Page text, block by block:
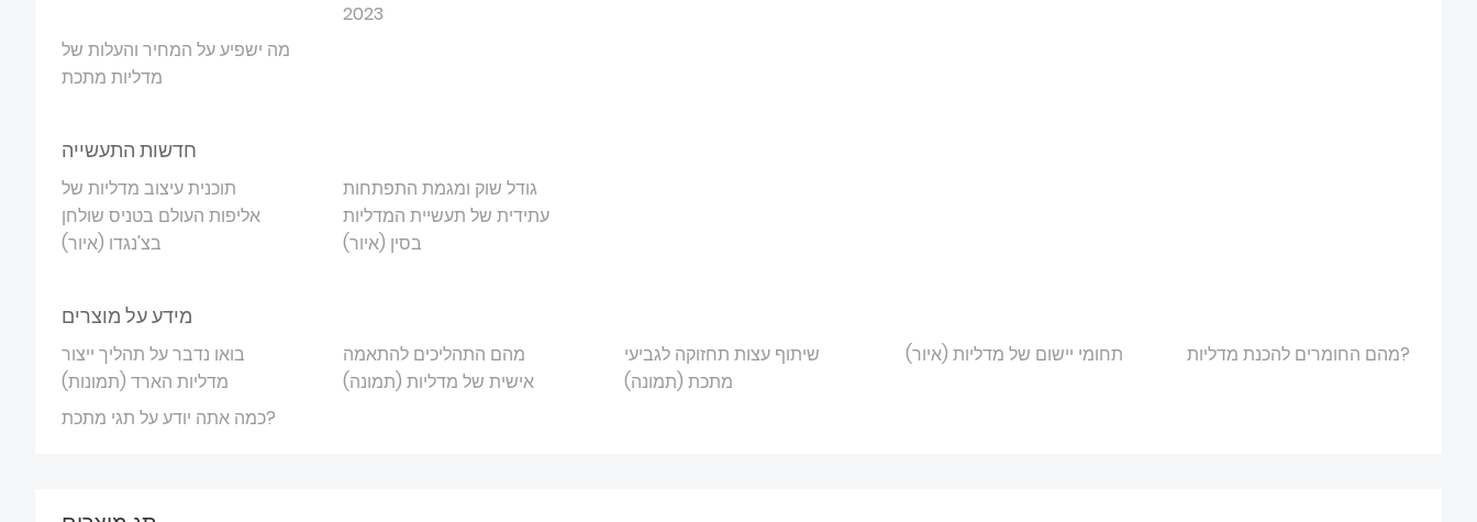
2023
מה ישפיע על המחיר והעלות של
מדליות מתכת
חדשות התעשייה
תוכנית עיצוב מדליות של
אליפות העולם בטניס שולחן
בצ'נגדו (איור)
גודל שוק ומגמת התפתחות
עתידית של תעשיית המדליות
בסין (איור)
מידע על מוצרים
בואו נדבר על תהליך ייצור
מדליות הארד (תמונות)
מהם התהליכים להתאמה
אישית של מדליות (תמונה)
שיתוף עצות תחזוקה לגביעי
מתכת (תמונה)
תחומי יישום של מדליות (איור) מהם החומרים להכנת מדליות?
כמה אתה יודע על תגי מתכת?